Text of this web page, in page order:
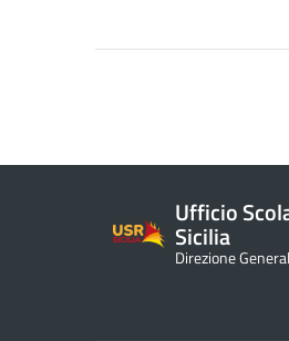
Ufficio
Sicilia
Direzione